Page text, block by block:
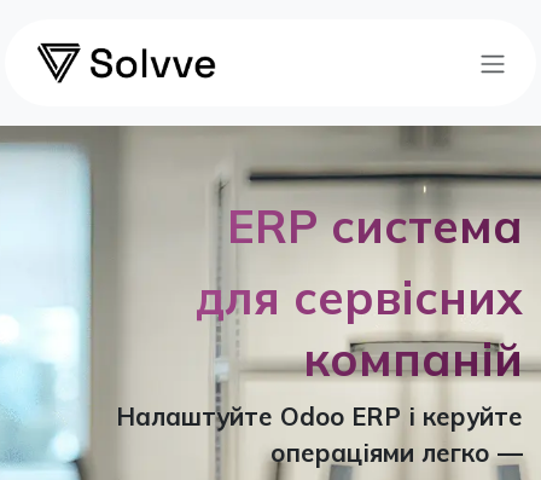
ERP система
для сервісних
компаній
Налаштуйте Odoo ERP і керуйте
операціями легко —